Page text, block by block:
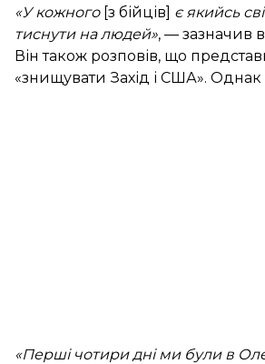
«У кожного[з бійців] є якийсь
тиснути на людей», — зазначив
Він також розповів, що
«знищувати Захід і США». Однак
«Перші чотири дні ми були в